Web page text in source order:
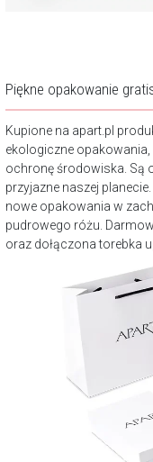
Piękne opakowanie
Kupione na apart.pl
ekologiczne
ochronę środowiska. Są
przyjazne naszej
nowe opakowania w
pudrowego różu.
oraz dołączona torebka